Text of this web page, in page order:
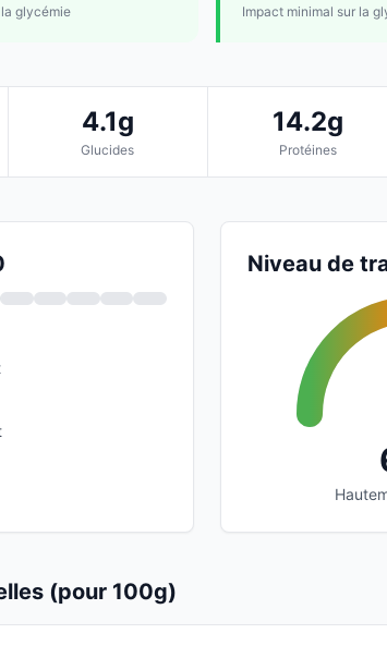
glycémie Impact minimal sur la
4.1g
Glucides
14.2g
Protéines
Niveau de
(pour 100g)